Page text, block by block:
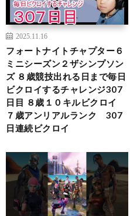
2025.11.16
フォートナイトチャプター６
ミニシーズン２ザシンプソン
ズ ８歳競技出れる日まで毎日
ビクロイするチャレンジ307
日目 ８歳１０キルビクロイ
７歳アンリアルランク 307
日連続ビクロイ